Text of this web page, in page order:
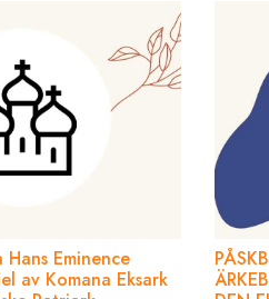
Hans Eminence
av Komana Eksark